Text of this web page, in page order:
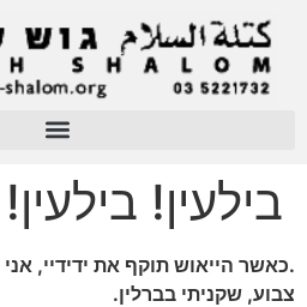
בילעין! בילעין!
.כאשר הייאוש תוקף את ידידיי,
צבוע, שקניתי בברלין.